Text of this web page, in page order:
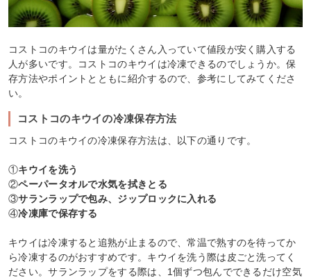
コストコのキウイは量がたくさん入っていて値段が安く購入する
人が多いです。コストコのキウイは冷凍できるのでしょうか。保
存方法やポイントとともに紹介するので、参考にしてみてくださ
い。
コストコのキウイの冷凍保存方法
コストコのキウイの冷凍保存方法は、以下の通りです。
①キウイを洗う
②ペーパータオルで水気を拭きとる
③サランラップで包み、ジップロックに入れる
④冷凍庫で保存する
キウイは冷凍すると追熟が止まるので、常温で熟すのを待ってか
ら冷凍するのがおすすめです。キウイを洗う際は皮ごと洗ってく
ださい。サランラップをする際は、1個ずつ包んでできるだけ空気